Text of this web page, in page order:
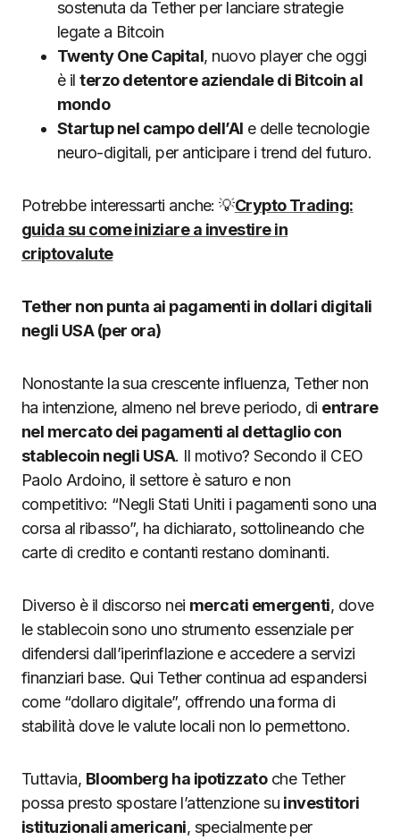
sostenuta da Tether per lanciare strategie
legate a Bitcoin
Twenty One Capital, nuovo player che oggi
è ilterzo detentore aziendale di Bitcoin al
mondo
Startup nel campo dell’AI e delle tecnologie
neuro-digitali, per anticipare i trend del futuro.
Potrebbe interessarti anche: 💡Crypto Trading:
guida su come iniziare a investire in
criptovalute
Tether non punta ai pagamenti in dollari digitali
negli USA (per ora)
Nonostante la sua crescente influenza, Tether non
ha intenzione, almeno nel breve periodo, di entrare
nel mercato dei pagamenti al dettaglio con
stablecoin negli USA. Il motivo? Secondo il CEO
Paolo Ardoino, il settore è saturo e non
competitivo: “Negli Stati Uniti i pagamenti sono una
corsa al ribasso”, ha dichiarato, sottolineando che
carte di credito e contanti restano dominanti.
Diverso è il discorso nei mercati emergenti, dove
le stablecoin sono uno strumento essenziale per
difendersi dall’iperinflazione e accedere a servizi
finanziari base. Qui Tether continua ad espandersi
come “dollaro digitale”, offrendo una forma di
stabilità dove le valute locali non lo permettono.
Tuttavia, Bloomberg ha ipotizzatoche Tether
possa presto spostare l’attenzione su investitori
istituzionali americani, specialmente per